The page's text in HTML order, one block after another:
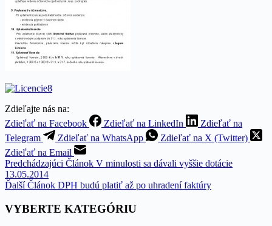
Zdieľajte nás na:
Zdieľať na Facebook
Zdieľať na LinkedIn
Zdieľať na
Telegram
Zdieľať na WhatsApp
Zdieľať na X (Twitter)
Zdieľať na Email
Predchádzajúci Článok V minulosti sa dávali vyššie dotácie
13.05.2014
ĎalšíČlánok DPH budú platiť až po uhradení faktúry
VYBERTE KATEGÓRIU